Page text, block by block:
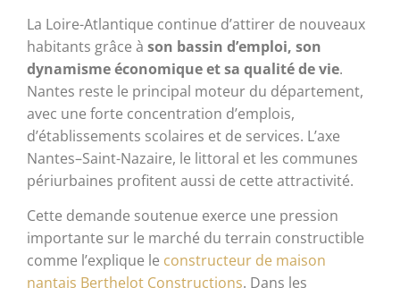
La Loire-Atlantique continue d’attirer de nouveaux
habitants grâce à son bassin d’emploi, son
dynamisme économique et sa qualité de vie.
Nantes reste le principal moteur du département,
avec une forte concentration d’emplois,
d’établissements scolaires et de services. L’axe
Nantes–Saint-Nazaire, le littoral et les communes
périurbaines profitent aussi de cette attractivité.
Cette demande soutenue exerce une pression
importante sur le marché du terrain constructible
comme l’explique le constructeur de maison
nantais Berthelot Constructions. Dans les